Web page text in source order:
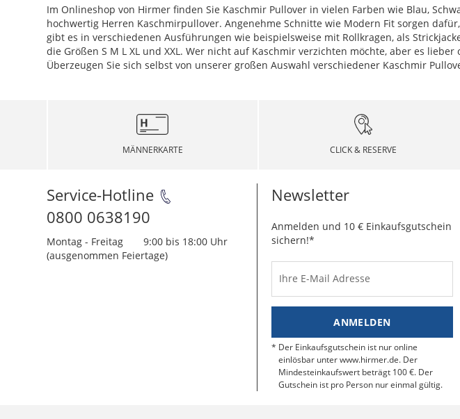
Im Onlineshop von Hirmer finden Sie Kaschmir Pullover in vielen Farben wie Blau,
hochwertig Herren Kaschmirpullover. Angenehme Schnitte wie Modern Fit sorgen
gibt es in verschiedenen Ausführungen wie beispielsweise mit Rollkragen, als
die Größen S M L XL und XXL. Wer nicht auf Kaschmir verzichten möchte, aber es
Überzeugen Sie sich selbst von unserer großen Auswahl verschiedener Kaschmir
MÄNNERKARTE CLICK & RESERVE
Service-Hotline
0800 0638190
Montag - Freitag
9:00 bis 18:00 Uhr
(ausgenommen Feiertage)
Newsletter
Anmelden und 10 € Einkaufsgutschein
sichern!*
Ihre E-Mail Adresse
ANMELDEN
Der Einkaufsgutschein ist nur online
einlösbar unter www.hirmer.de. Der
Mindesteinkaufswert beträgt 100 €. Der
Gutschein ist pro Person nur einmal gültig.